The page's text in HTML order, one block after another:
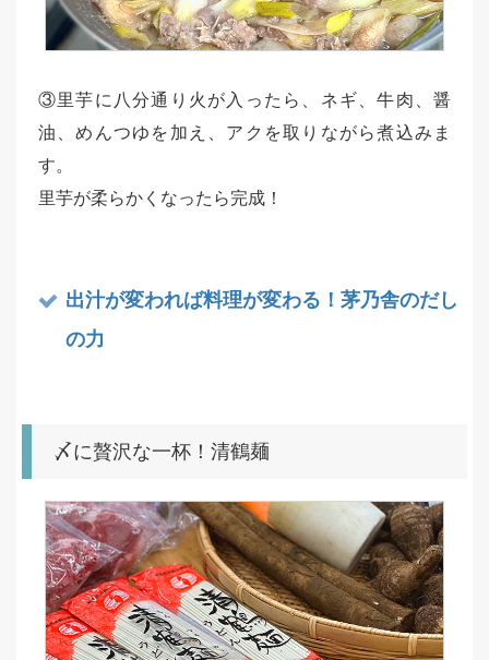
③里芋に八分通り火が入ったら、ネギ、牛肉、醤
油、めんつゆを加え、アクを取りながら煮込みま
す。
里芋が柔らかくなったら完成！
出汁が変われば料理が変わる！茅乃舎のだし
の力
〆に贅沢な一杯！清鶴麺